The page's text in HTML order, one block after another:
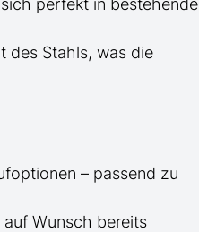
perfekt in bestehende
des Stahls, was die
– passend zu
auf Wunsch bereits